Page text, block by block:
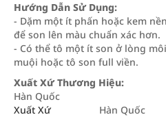
Hướng Dẫn Sử Dụng:
- Dặm một ít phấn hoặc kem
để son lên màu chuẩn xác hơn.
- Có thể tô một ít son ở lòng
muội hoặc tô son full viền.
Xuất Xứ Thương Hiệu:
Hàn Quốc
Xuất Xứ
Hàn Quốc